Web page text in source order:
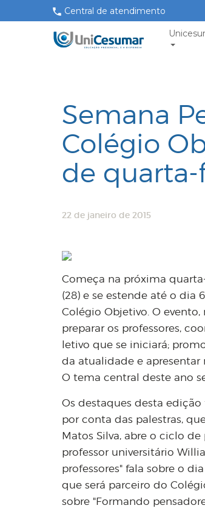
Central de atendimento
Semana
Colégio
de quarta-
22 de janeiro de 2015
Começa na próxima
(28) e se estende até o dia
Colégio Objetivo. O
preparar os professores,
letivo que se iniciará;
da atualidade e apresentar
O tema central deste ano
Os destaques desta edição
por conta das palestras,
Matos Silva, abre o ciclo
professor universitário
professores" fala sobre o
que será parceiro do
sobre "Formando